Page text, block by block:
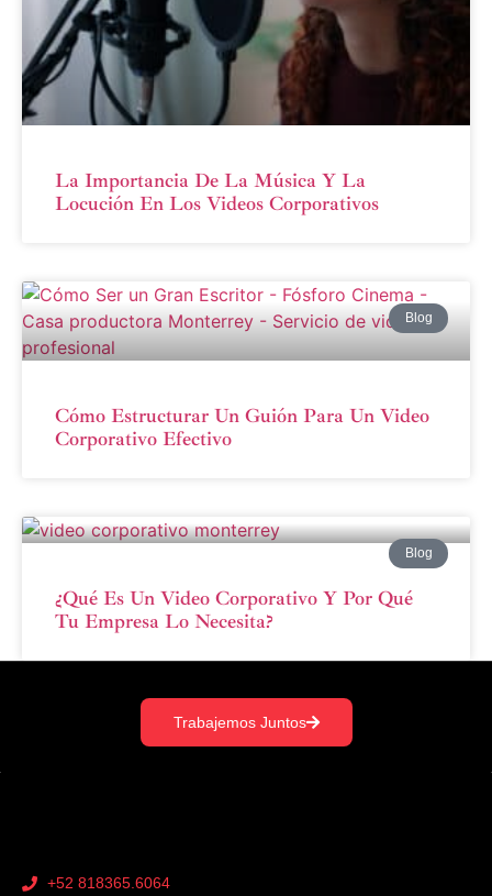
La Importancia De La Música Y La
Locución En Los Videos Corporativos
Blog
Cómo Estructurar Un Guión Para Un Video
Corporativo Efectivo
Blog
¿Qué Es Un Video Corporativo Y Por Qué
Tu Empresa Lo Necesita?
Trabajemos Juntos
+52 818365.6064